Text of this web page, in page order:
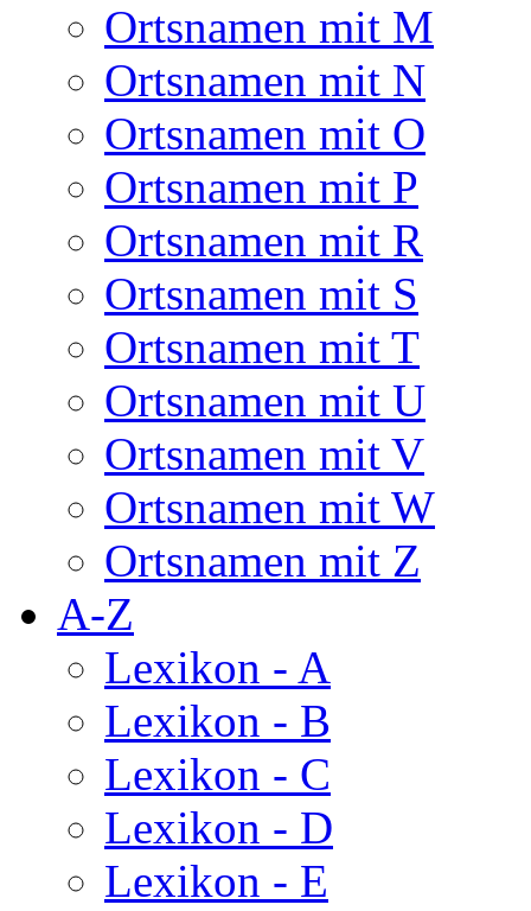
Ortsnamen mit M
Ortsnamen mit N
Ortsnamen mit O
Ortsnamen mit P
Ortsnamen mit R
Ortsnamen mit S
Ortsnamen mit T
Ortsnamen mit U
Ortsnamen mit V
Ortsnamen mit W
Ortsnamen mit Z
A-Z
Lexikon - A
Lexikon - B
Lexikon - C
Lexikon - D
Lexikon - E